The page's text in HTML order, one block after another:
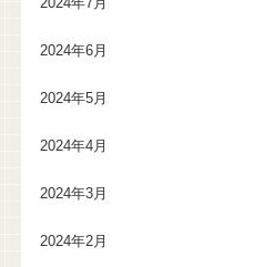
2024年6月
2024年5月
2024年4月
2024年3月
2024年2月